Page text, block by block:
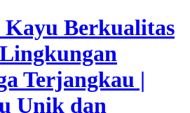
Berkualitas
Terjangkau |
Unik dan